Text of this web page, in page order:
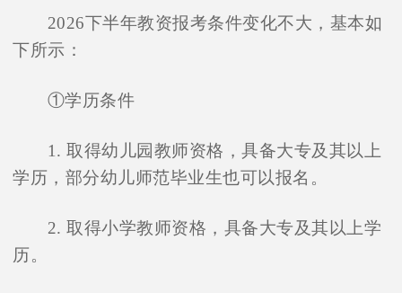
2026下半年教资报考条件变化不大，基本如
下所示：
①学历条件
1. 取得幼儿园教师资格，具备大专及其以上
学历，部分幼儿师范毕业生也可以报名。
2. 取得小学教师资格，具备大专及其以上学
历。